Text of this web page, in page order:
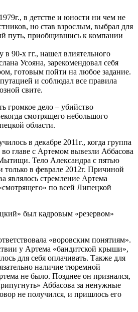
в детстве и юности ни чем не
но став взрослым, выбрал для
путь, приобщившись к компании
в 90-х гг., нашел влиятельного
Усояна, зарекомендовал себя
готовым пойти на любое задание.
и соблюдал все правила
свите.
громкое дело – убийство
смотрящего небольшого
области.
в декабре 2011г., когда группа
главе с Артемом вывезли Аббасова
Тело Александра с пятью
в феврале 2012г. Причиной
являлось стремление Артема
по всей Липецкой
был кадровым «резервом»
«воровским понятиям».
у Артема «бандитской крыши»,
для себя оплачивать. Также для
наличие тюремной
не было. Позднее он признался,
Аббасова за ненужные
не получился, и пришлось его